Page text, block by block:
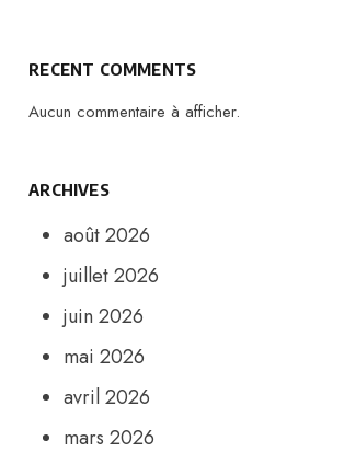
RECENT COMMENTS
Aucun commentaire à afficher.
ARCHIVES
août 2026
juillet 2026
juin 2026
mai 2026
avril 2026
mars 2026